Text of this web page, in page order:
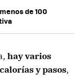
de 100
hay varios
y pasos,